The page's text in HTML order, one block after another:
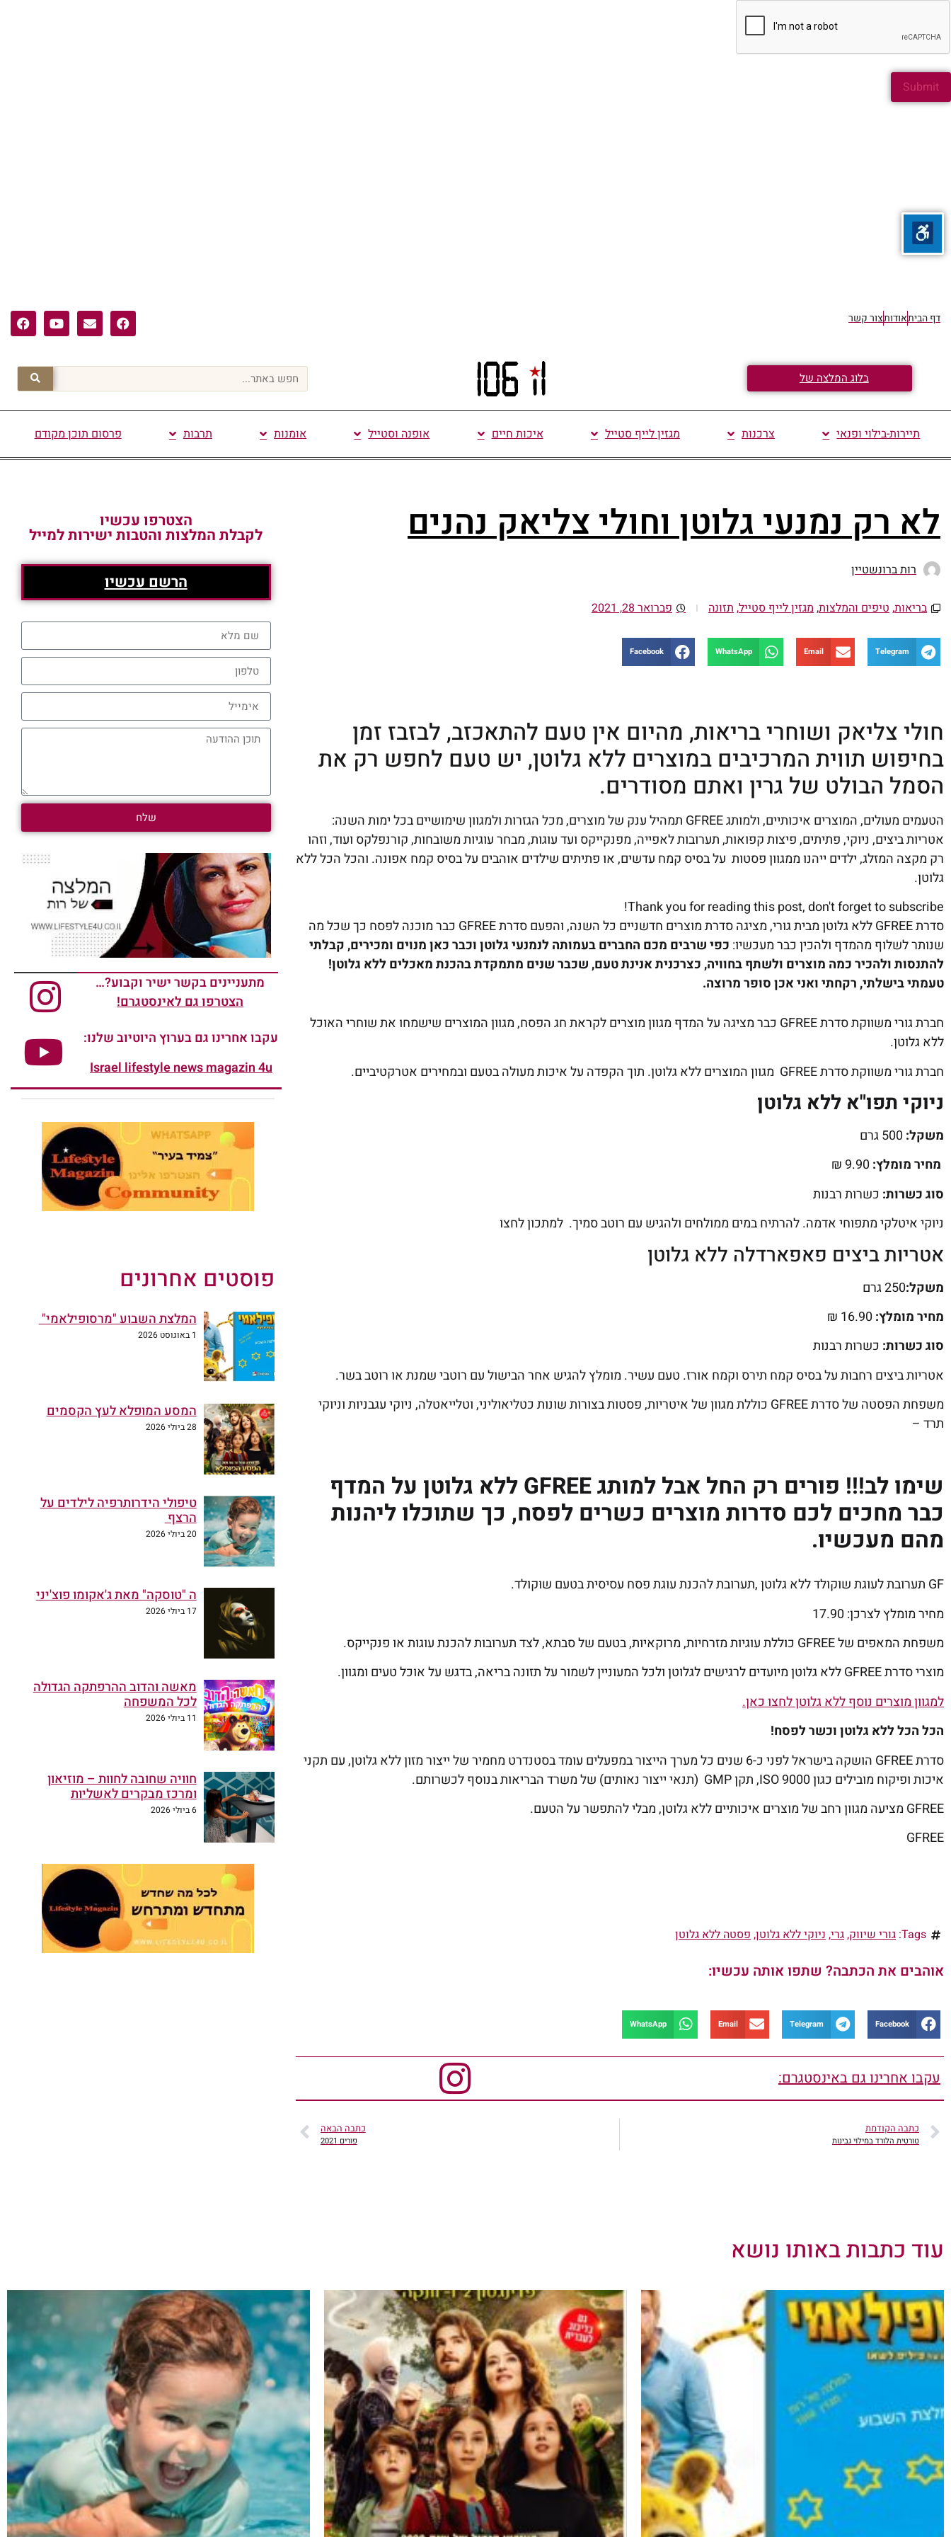
דף הביתאודותצור קשר
בלוג המלצה של
תיירות-בילוי ופנאי צרכנות מגזין לייף סטייל איכות חיים אופנה וסטייל אומנות תרבות פרסום תוכן מקודם
לא רק נמנעי גלוטן וחולי צליאק נהנים
רות ברונשטיין
בריאות,טיפים והמלצות,מגזין לייף סטייל,תזונה פברואר 28, 2021
Telegram
Email
WhatsApp
Facebook
חולי צליאק ושוחרי בריאות, מהיום אין טעם להתאכזב, לבזבז זמן
בחיפוש תווית המרכיבים במוצרים ללא גלוטן, יש טעם לחפש רק את
הסמל הבולט של גרין ואתם מסודרים.
הטעמים מעולים, המוצרים איכותיים, ולמותג GFREE תמהיל ענק של מוצרים, מכל הגזרות ולמגוון שימושיים בכל ימות השנה:
אטריות ביצים, ניוקי, פתיתים, פיצות קפואות, תערובות לאפייה, מפנקייקס ועד עוגות, מבחר עוגיות משובחות, קורנפלקס ועוד, וזהו
רק מקצה המזלג, ילדים ייהנו ממגוון פסטות על בסיס קמח עדשים, או פתיתים שילדים אוהבים על בסיס קמח אפונה. והכל הכל ללא
גלוטן.
Thank you for reading this post, don't forget to subscribe!
סדרת GFREE ללא גלוטן מבית גורי, מציגה סדרת מוצרים חדשניים כל השנה, והפעם סדרת GFREE כבר מוכנה לפסח כך שכל מה
שנותר לשלוף מהמדף ולהכין כבר מעכשיו: כפי שרבים מכם החברים בעמותה לנמנעי גלוטן וכבר כאן מנוים ומכירים, קבלתי
להתנסות ולהכיר כמה מוצרים ולשתף בחוויה, כצרכנית אנינת טעם, שכבר שנים מתמקדת בהכנת מאכלים ללא גלוטן!
טעמתי בישלתי, רקחתי ואני אכן סופר מרוצה.
חברת גורי משווקת סדרת GFREE כבר מציגה על המדף מגוון מוצרים לקראת חג הפסח, מגוון המוצרים שישמחו את שוחרי האוכל
ללא גלוטן.
חברת גורי משווקת סדרת GFREE מגוון המוצרים ללא גלוטן. תוך הקפדה על איכות מעולה בטעם ובמחירים אטרקטיביים.
ניוקי תפו"א ללא גלוטן
משקל:
מחיר מומלץ:
סוג כשרות: כשרות רבנות
ניוקי איטלקי מתפוחי אדמה. להרתיח במים ממולחים ולהגיש עם רוטב סמיך. למתכון לחצו
אטריות ביצים פאפארדלה ללא גלוטן
משקל:250 גרם
מחיר מומלץ:
סוג כשרות: כשרות רבנות
אטריות ביצים רחבות על בסיס קמח תירס וקמח אורז. טעם עשיר. מומלץ להגיש אחר הבישול עם רוטבי שמנת או רוטב בשר.
משפחת הפסטה של סדרת GFREE כוללת מגוון של איטריות, פסטות בצורות שונות כטליאוליני, וטלייאטלה, ניוקי עגבניות וניוקי
תרד –
שימו לב!!! פורים רק החל אבל למותג GFREE ללא גלוטן על המדף
כבר מחכים לכם סדרות מוצרים כשרים לפסח, כך שתוכלו ליהנות
מהם מעכשיו.
GF תערובת לעוגת שוקולד ללא גלוטן ,תערובת להכנת עוגת פסח עסיסית בטעם שוקולד.
מחיר מומלץ לצרכן: 17.90
משפחת המאפים של GFREE כוללת עוגיות מזרחיות, מרוקאיות, בטעם של סבתא, לצד תערובות להכנת עוגות או פנקייקס.
מוצרי סדרת GFREE ללא גלוטן מיועדים לרגישים לגלוטן ולכל המעוניין לשמור על תזונה בריאה, בדגש על אוכל טעים ומגוון.
למגוון מוצרים נוסף ללא גלוטן לחצו כאן.
הכל הכל ללא גלוטן וכשר לפסח!
סדרת GFREE הושקה בישראל לפני כ-6 שנים כל מערך הייצור במפעלים עומד בסטנדרט מחמיר של ייצור מזון ללא גלוטן, עם תקני
איכות ופיקוח מובילים כגון 9000 ISO, תקן GMP (תנאי ייצור נאותים) של משרד הבריאות בנוסף לכשרותם.
GFREE מציעה מגוון רחב של מוצרים איכותיים ללא גלוטן, מבלי להתפשר על הטעם.
GFREE
Tags: גורי שיווק,גרי,ניוקי ללא גלוטן,פסטה ללא גלוטן
אוהבים את הכתבה? שתפו אותה עכשיו:
Facebook
Telegram
Email
WhatsApp
עקבו אחרינו גם באינסטגרם:
כתבה הקודמת
טורטית הלורד במילוי גבינות
כתבה הבאה
פורים 2021
הצטרפו עכשיו
לקבלת המלצות והטבות ישירות למייל
הרשם עכשיו
שלח
מתעניינים בקשר ישיר וקבוע?…
הצטרפו גם לאינסטגרם!
עקבו אחרינו גם בערוץ היוטיוב שלנו:
Israel lifestyle news magazin 4u
פוסטים אחרונים
המלצת השבוע "מרסופילאמי"
1 באוגוסט 2026
המסע המופלא לעץ הקסמים
28 ביולי 2026
טיפולי הידרותרפיה לילדים על
הרצף
20 ביולי 2026
ה "טוסקה" מאת ג'אקומו פוצ'יני
17 ביולי 2026
מאשה והדוב ההרפתקה הגדולה
לכל המשפחה
11 ביולי 2026
חוויה שחובה לחוות – מוזיאון
ומרכז מבקרים לאשליות
6 ביולי 2026
עוד כתבות באותו נושא